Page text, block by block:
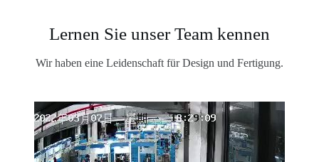
Lernen Sie unser Team kennen
Wir haben eine Leidenschaft für Design und Fertigung.